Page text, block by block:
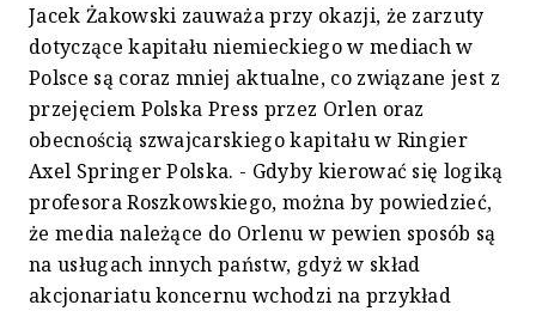
Jacek Żakowski zauważa przy okazji, że zarzuty
dotyczące kapitału niemieckiego w mediach w
Polsce są coraz mniej aktualne, co związane jest z
przejęciem Polska Press przez Orlen oraz
obecnością szwajcarskiego kapitału w Ringier
Axel Springer Polska. - Gdyby kierować się logiką
profesora Roszkowskiego, można by powiedzieć,
że media należące do Orlenu w pewien sposób są
na usługach innych państw, gdyż w skład
akcjonariatu koncernu wchodzi na przykład